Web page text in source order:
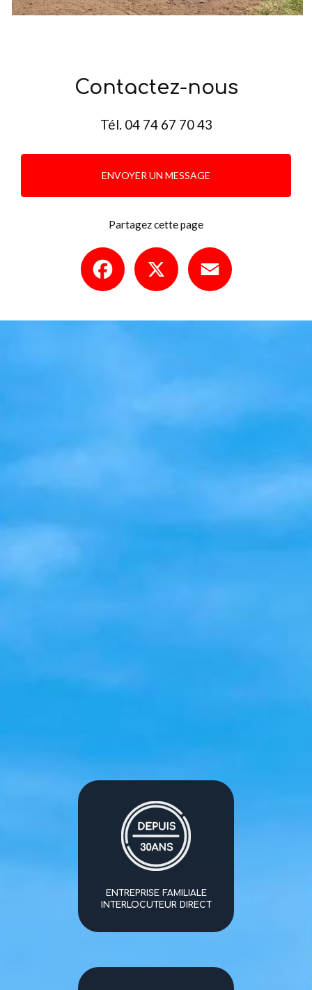
Contactez-nous
Tél. 04 74 67 70 43
ENVOYER UN MESSAGE
Partagez cette page
Facebook
ENTREPRISE FAMILIALE
INTERLOCUTEUR DIRECT